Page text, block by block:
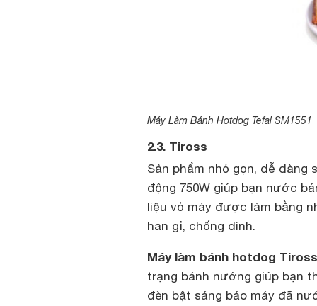
Máy Làm Bánh Hotdog Tefal SM1551
2.3. Tiross
Sản phẩm nhỏ gọn, dễ
động 750W giúp bạn nước
liệu vỏ máy được làm bằng
han gỉ, chống dính.
Máy làm bánh hotdog
trạng bánh nướng giúp bạn
đèn bật sáng báo máy đã